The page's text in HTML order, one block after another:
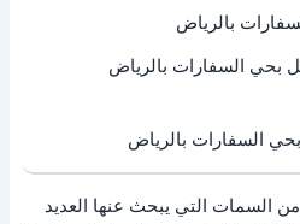
بحي السفارات بالرياض
السفارات بالرياض
السمات التي يبحث عنها العديد